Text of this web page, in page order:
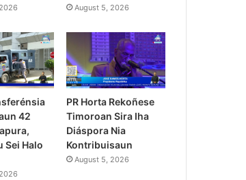
August 5, 2026
42
Sei Halo
PR Horta Rekoñese
Timoroan Sira Iha
Diáspora Nia
Kontribuisaun
August 5, 2026